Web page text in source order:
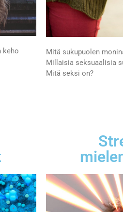
keho
Mitä sukupuolen
Millaisia seksuaalisia
Mitä seksi on?